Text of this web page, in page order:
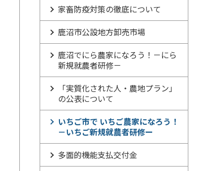
家畜防疫対策の徹底について
鹿沼市公設地方卸売市場
鹿沼でにら農家になろう！－にら
新規就農者研修－
「実質化された人・農地プラン」
の公表について
いちご市で いちご農家になろう！
－いちご新規就農者研修ー
多面的機能支払交付金